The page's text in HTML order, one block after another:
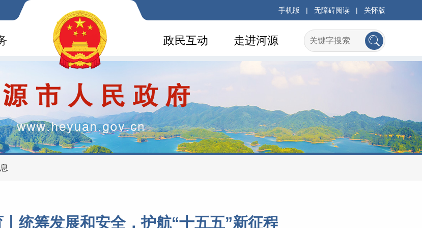
手机版 | 无障碍阅读 | 关怀版
走进河源
政民互动
统筹发展和安全，护航“十五五”新征程